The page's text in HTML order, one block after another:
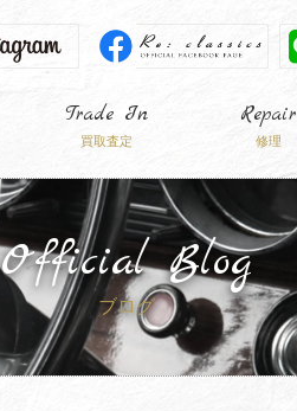
Trade In
買取査定
Repair
修理
Official Blog
ブログ